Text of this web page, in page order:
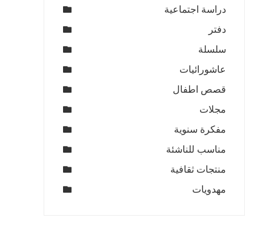
دراسة اجتماعية
دفتر
سلسلة
عاشورائيات
قصص اطفال
مجلات
مفكرة سنوية
مناسب للناشئة
منتجات ثقافية
مهدويات